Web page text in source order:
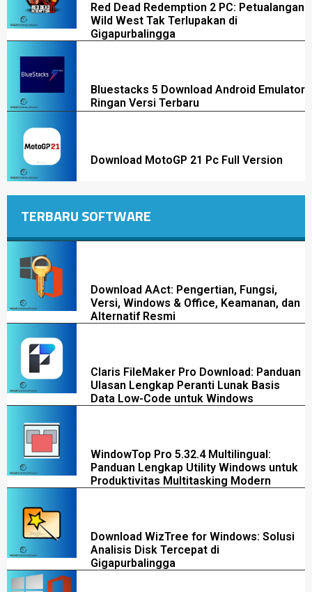
Red Dead Redemption 2 PC: Petualangan
Wild West Tak Terlupakan di
Gigapurbalingga
Bluestacks 5 Download Android Emulator
Ringan Versi Terbaru
Download MotoGP 21 Pc Full Version
TERBARU SOFTWARE
Download AAct: Pengertian, Fungsi,
Versi, Windows & Office, Keamanan, dan
Alternatif Resmi
Claris FileMaker Pro Download: Panduan
Ulasan Lengkap Peranti Lunak Basis
Data Low-Code untuk Windows
WindowTop Pro 5.32.4 Multilingual:
Panduan Lengkap Utility Windows untuk
Produktivitas Multitasking Modern
Download WizTree for Windows: Solusi
Analisis Disk Tercepat di
Gigapurbalingga